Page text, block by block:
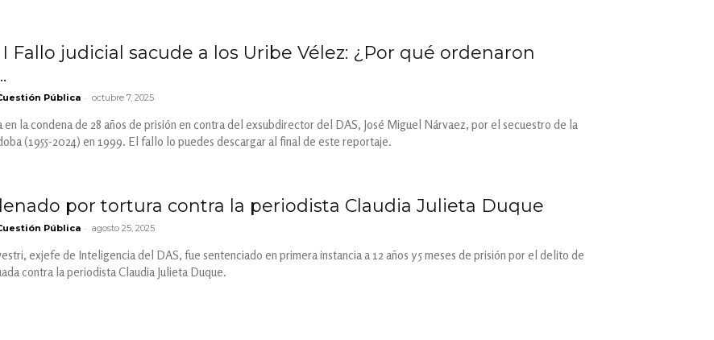
I Fallo judicial sacude a los Uribe Vélez: ¿Por qué ordenaron
Pública - octubre 7, 2025
en la condena de 28 años de prisión en contra del exsubdirector del DAS, José Miguel Nárvaez, por el secuestro de la
(1955-2024) en 1999. El fallo lo puedes descargar al final de este reportaje.
por tortura contra la periodista Claudia Julieta Duque
Pública - agosto 25, 2025
exjefe de Inteligencia del DAS, fue sentenciado en primera instancia a 12 años y 5 meses de prisión por el delito de
contra la periodista Claudia Julieta Duque.